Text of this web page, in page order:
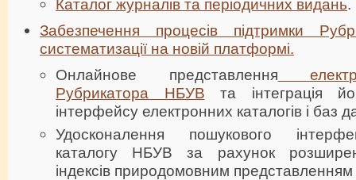
Каталог журналів та періодичних видань.
Забезпечення процесів підтримки
систематизації на новій платформі.
Онлайнове представлення
Рубрикатора НБУВ та інтеграція
інтерфейсу електронних каталогів і баз
Удосконалення пошукового
каталогу НБУВ за рахунок
індексів природомовним